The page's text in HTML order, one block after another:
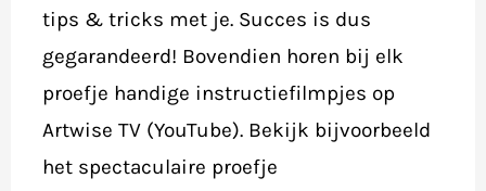
tips & tricks met je. Succes is dus
gegarandeerd! Bovendien horen bij elk
proefje handige instructiefilmpjes op
Artwise TV (YouTube). Bekijk bijvoorbeeld
het spectaculaire proefje